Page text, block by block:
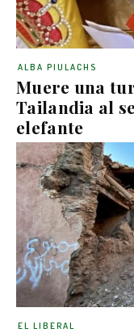
Muere una
Tailandia al
elefante
ALBA PIULACHS
EL LIBERAL